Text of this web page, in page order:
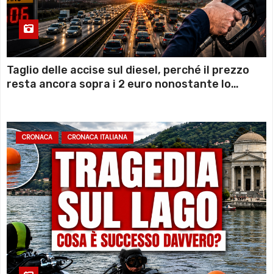
Taglio delle accise sul diesel, perché il prezzo
resta ancora sopra i 2 euro nonostante lo
CRONACA CRONACA ITALIANA